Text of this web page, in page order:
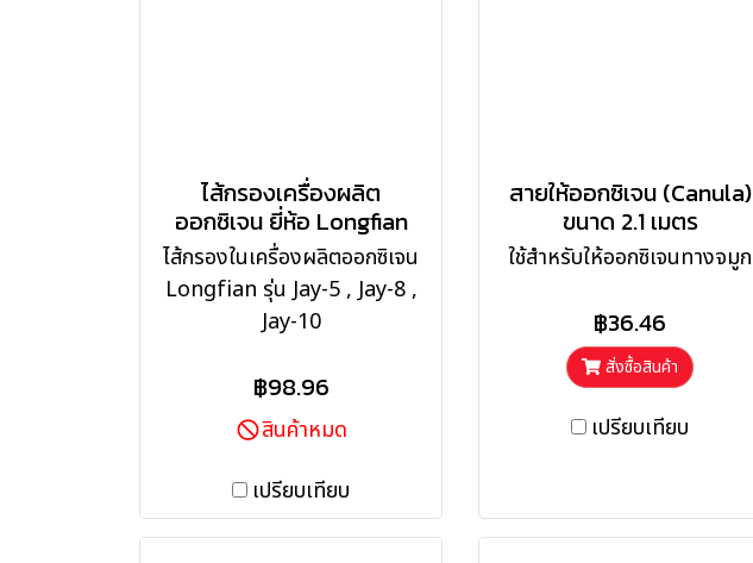
ไส้กรองเครื่องผลิต
ออกซิเจน ยี่ห้อ Longfian
ไส้กรองในเครื่องผลิตออกซิเจน
Longfian รุ่น Jay-5 , Jay-8 ,
Jay-10
฿98.96
สินค้าหมด
เปรียบเทียบ
สายให้ออกซิเจน (Canula)
ขนาด 2.1 เมตร
ใช้สำหรับให้ออกซิเจนทางจมูก
฿36.46
สั่งซื้อสินค้า
เปรียบเทียบ